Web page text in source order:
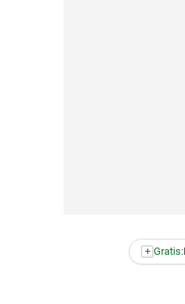
+ Gratis: